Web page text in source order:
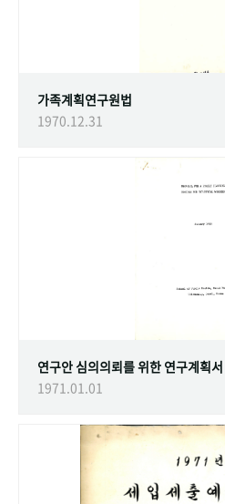
가족계획연구원법
1970.12.31
연구안 심의의뢰를 위한 연구계획서
1971.01.01